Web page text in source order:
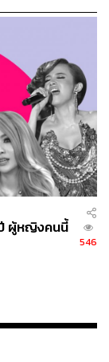
233
ผู้หญิงคนนี้
546